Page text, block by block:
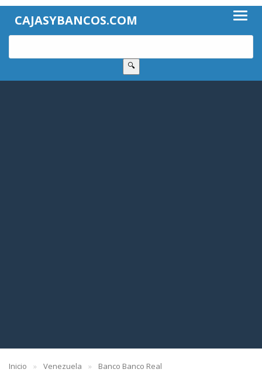
CAJASYBANCOS.COM
🔍
Inicio Venezuela Banco Banco Real